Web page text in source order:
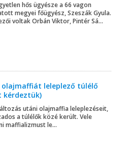
hős ügyésze a 66 vagon
megyei főügyész, Szeszák Gyula.
voltak Orbán Viktor, Pintér Sá...
leleplező túlélő
kérdeztük)
utáni olajmaffia leleplezéseit,
a túlélők közé került. Vele
maffializmust le...